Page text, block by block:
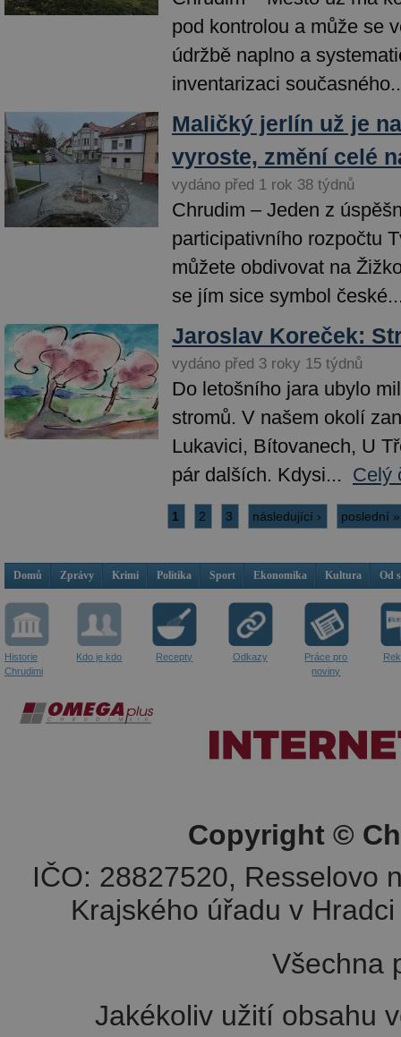
pod kontrolou a může se
údržbě naplno a
inventarizaci
Maličký jerlín už je
vyroste, změní celé
vydáno před 1 rok 38 týdnů
Chrudim – Jeden z
participativního rozpočtu
můžete obdivovat na
se jím sice symbol
Jaroslav Koreček:
vydáno před 3 roky 15 týdnů
Do letošního jara ubylo
stromů. V našem okolí
Lukavici, Bítovanech, U
pár dalších. Kdysi... Celý
1 2 3 následující › poslední »
Domů Zprávy Krimi Politika Sport Ekonomika Kultura Od
Historie
Chrudimi
Kdo je kdo Recepty Odkazy
Práce pro
noviny
Copyright ©
IČO: 28827520, Resselovo
Krajského úřadu v
Všechna
Jakékoliv užití obsahu